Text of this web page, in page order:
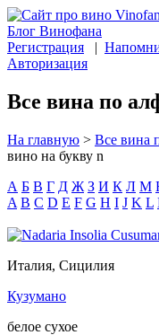
Блог Винофана
Регистрация |
Авторизация
Все вина по
На главную > Все вина
вино на букву n
А Б В Г Д Ж З И К Л М
A B C D E F G H I J K L
Италия, Сицилия
Кузумано
белое сухое